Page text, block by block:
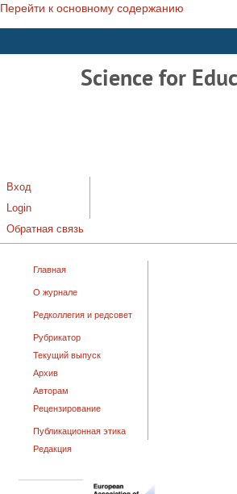
Перейти к основному содержанию
Science for
Вход
Login
Обратная связь
Главная
О журнале
Редколлегия и редсовет
Рубрикатор
Текущий выпуск
Архив
Авторам
Рецензирование
Публикационная этика
Редакция